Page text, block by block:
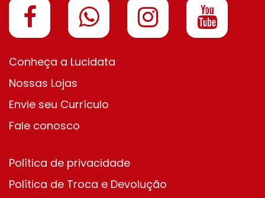
Conheça a Lucidata
Nossas Lojas
Envie seu Currículo
Fale conosco
Política de privacidade
Política de Troca e Devolução